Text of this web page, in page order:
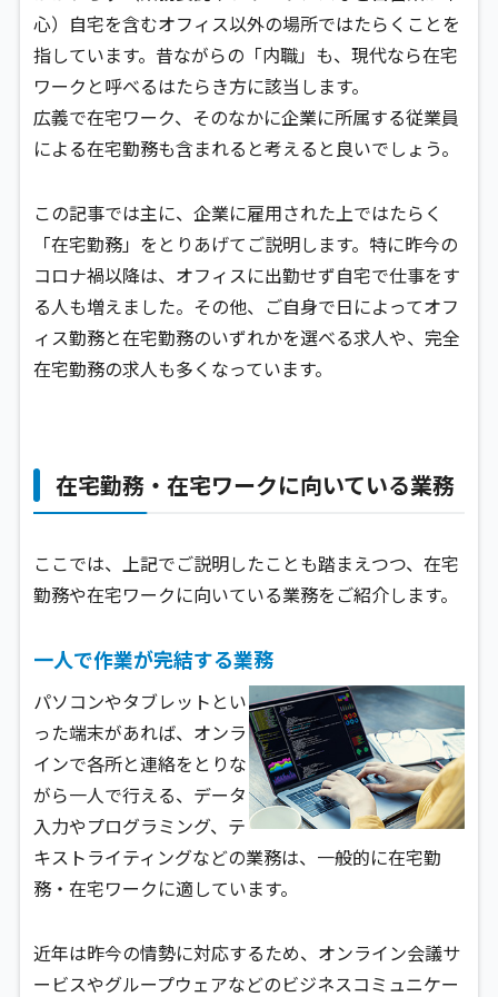
心）自宅を含むオフィス以外の場所ではたらくことを
指しています。昔ながらの「内職」も、現代なら在宅
ワークと呼べるはたらき方に該当します。
広義で在宅ワーク、そのなかに企業に所属する従業員
による在宅勤務も含まれると考えると良いでしょう。
この記事では主に、企業に雇用された上ではたらく
「在宅勤務」をとりあげてご説明します。特に昨今の
コロナ禍以降は、オフィスに出勤せず自宅で仕事をす
る人も増えました。その他、ご自身で日によってオフ
ィス勤務と在宅勤務のいずれかを選べる求人や、完全
在宅勤務の求人も多くなっています。
在宅勤務・在宅ワークに向いている業務
ここでは、上記でご説明したことも踏まえつつ、在宅
勤務や在宅ワークに向いている業務をご紹介します。
一人で作業が完結する業務
パソコンやタブレットとい
った端末があれば、オンラ
インで各所と連絡をとりな
がら一人で行える、データ
入力やプログラミング、テ
キストライティングなどの業務は、一般的に在宅勤
務・在宅ワークに適しています。
近年は昨今の情勢に対応するため、オンライン会議サ
ービスやグループウェアなどのビジネスコミュニケー